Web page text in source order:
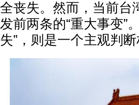
全丧失。然而，当前台
发前两条的“重大事变”
失”，则是一个主观判